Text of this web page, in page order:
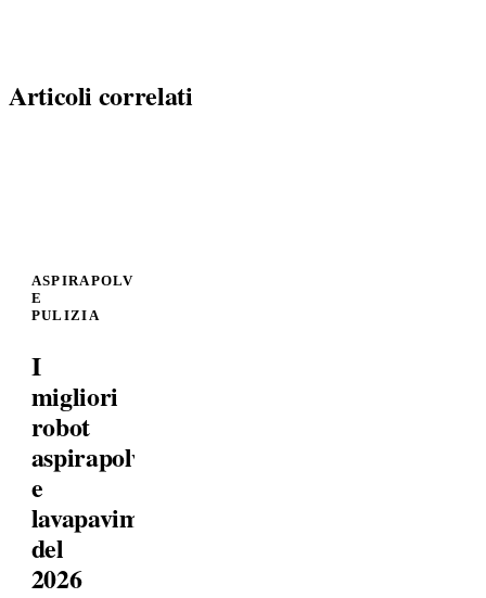
Articoli correlati
ASPIRAPOLVERE
E
PULIZIA
I
migliori
robot
aspirapolvere
e
lavapavimenti
del
2026